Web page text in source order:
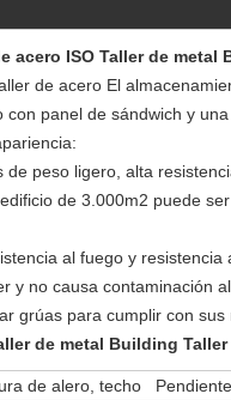
ISO Taller de metal
de acero El
panel de sándwich y
peso ligero, alta
de 3.000m2 puede
al fuego y resistencia
y no causa contaminación
grúas para cumplir con sus
de metal Building
de alero, techo Pendiente